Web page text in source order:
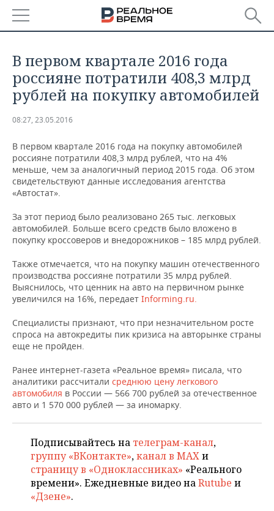
БАШКОРТОСТАН
ТАТАРСТАН
НОВОСТИ
АНАЛИТИКА
ДЕКЛАРАЦИИ О ДОХОДАХ
КОРОЛИ ГОСЗАКАЗА ПФО
ВУЗЫ ТАТАРСТАНА
КОМУ ПРИНАДЛЕЖАТ
ТАТАРСТАНА
НОВОСТИ ЭКОНОМИКИ
ФИНАНСЫ
БАНКИ
БЮДЖЕТ
ИНВЕСТИЦИИ
ПРОМЫШЛЕННОСТЬ
НОВОСТИ
ПРОМЫШЛЕННОСТИ
АГРОПРОМ
НЕФТЕХИМИЯ
ОПК
НЕДВИЖИМОСТЬ
НОВОСТИ НЕДВИЖИМОСТИ
АВТО
НОВОСТИ АВТО
БИЗНЕС
НОВОСТИ БИЗНЕСА
РОЗНИЧНАЯ ТОРГОВЛЯ
ТРАНСПОРТ
УСЛУГИ
ТЕХНОЛОГИИ
НОВОСТИ ТЕХНОЛОГИЙ
IT
МЕДИА
ТЕЛЕКОММУНИКАЦИИ
МЕРОПРИЯТИЯ
НОВОСТИ МЕРОПРИЯТИЙ
ВЫЕЗДНАЯ РЕДАКЦИЯ
БИЗНЕС-БРАНЧИ
ONLINE-КОНФЕРЕНЦИИ
ОТКРЫТАЯ ЛЕКЦИЯ
СПОРТ
НОВОСТИ СПОРТА
ФУТБОЛ
ХОККЕЙ
БАСКЕТБОЛ
ВОЛЕЙБОЛ
КИБЕРСПОРТ
ОБЩЕСТВО
НОВОСТИ ОБЩЕСТВА
ВЛАСТЬ
ИНФРАСТРУКТУРА
ИСТОРИЯ
КУЛЬТУРА
ФОТОГАЛЕРЕЯ
СЮЖЕТЫ
СПРАВОЧНИК
СПИСОК ПЕРСОН
СПИСОК КОМПАНИЙ
ПОЛНАЯ ВЕРСИЯ
В первом квартале 2016 года
россияне потратили 408,3 млрд
рублей на покупку автомобилей
08:27, 23.05.2016
В первом квартале 2016 года на покупку автомобилей
россияне потратили 408,3 млрд рублей, что на 4%
меньше, чем за аналогичный период 2015 года. Об этом
свидетельствуют данные исследования агентства
«Автостат».
За этот период было реализовано 265 тыс. легковых
автомобилей. Больше всего средств было вложено в
покупку кроссоверов и внедорожников – 185 млрд рублей.
Также отмечается, что на покупку машин отечественного
производства россияне потратили 35 млрд рублей.
Выяснилось, что ценник на авто на первичном рынке
увеличился на 16%, передает Informing.ru.
Специалисты признают, что при незначительном росте
спроса на автокредиты пик кризиса на авторынке страны
еще не пройден.
Ранее интернет-газета «Реальное время» писала, что
аналитики рассчитали среднюю цену легкового
автомобиля в России — 566 700 рублей за отечественное
авто и 1 570 000 рублей — за иномарку.
Подписывайтесь на телеграм-канал,
группу «ВКонтакте»,канал в MAXи
страницу в «Одноклассниках» «Реального
времени». Ежедневные видео наRutube и
«Дзене».